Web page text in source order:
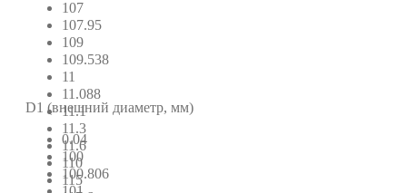
107
107.95
109
109.538
11
11.088
11.1
11.3
11.6
110
115
D1 (внешний диаметр, мм)
0.04
100
100.806